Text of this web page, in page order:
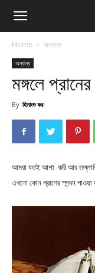
Home অন্যান্য
অন্যান্য
মঙ্গলে
By হিমাংশু কর
আমরা যতই আশা করি আর তল্লাশি
এখনো কোন প্রাণের স্পন্দন পাওয়া